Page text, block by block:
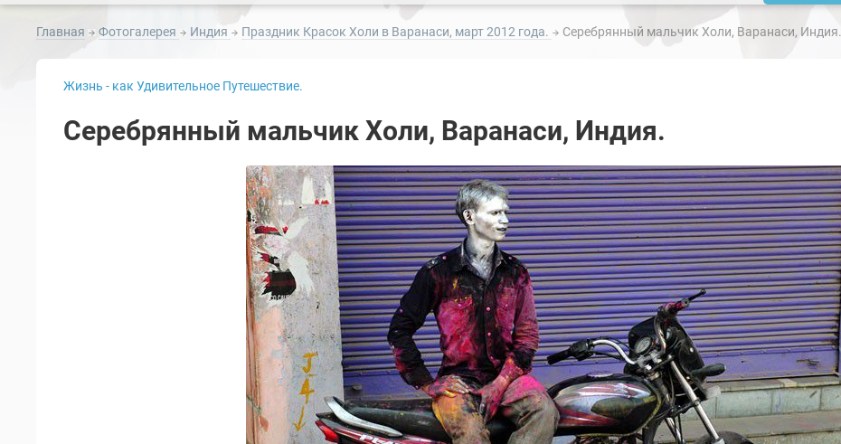
Главная Фотогалерея Индия Праздник Красок Холи в Варанаси, март 2012 года. Серебрянный мальчик Холи, Варанаси, Индия.
Жизнь - как Удивительное Путешествие.
Серебрянный мальчик Холи, Варанаси, Индия.